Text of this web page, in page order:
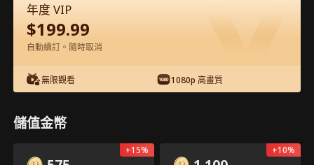
10 11 14
30
APP專屬：免費解鎖 開啟
年度 VIP
$199.99
自動續訂。隨時取消
無限觀看 1080p 高畫質
儲值金幣
+15% +10%